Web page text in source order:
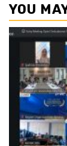
YOU